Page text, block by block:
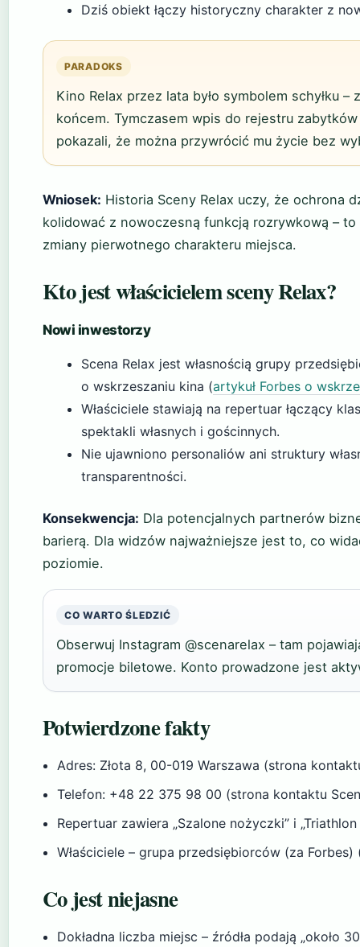
Dziś obiekt łączy historyczny charakter z
PARADOKS
Kino Relax przez lata było symbolem schyłku
końcem. Tymczasem wpis do rejestru
pokazali, że można przywrócić mu życie bez
Wniosek: Historia Sceny Relax uczy, że ochrona
kolidować z nowoczesną funkcją rozrywkową –
zmiany pierwotnego charakteru miejsca.
Kto jest właścicielem sceny Relax?
Nowi inwestorzy
Scena Relax jest własnością grupy
o wskrzeszaniu kina (artykuł Forbes o
Właściciele stawiają na repertuar łączący
spektakli własnych i gościnnych.
Nie ujawniono personaliów ani struktury
transparentności.
Konsekwencja: Dla potencjalnych partnerów
barierą. Dla widzów najważniejsze jest to, co
poziomie.
CO WARTO ŚLEDZIĆ
Obserwuj Instagram @scenarelax – tam
promocje biletowe. Konto prowadzone jest
Potwierdzone fakty
Adres: Złota 8, 00-019 Warszawa (strona
Telefon: +48 22 375 98 00 (strona kontaktu
Repertuar zawiera „Szalone nożyczki” i
Właściciele – grupa przedsiębiorców (za Forbes)
Co jest niejasne
Dokładna liczba miejsc – źródła podają „około